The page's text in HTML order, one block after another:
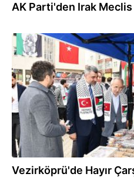
AK Parti'den Irak Meclis
12.05.2025
Vezirköprü'de Hayır